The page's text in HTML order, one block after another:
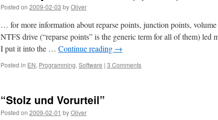
Posted on 2009-02-03 byOliver
… for more information about reparse points, junction points,
NTFS drive (“reparse points” is the generic term for all of them) led
I put it into the … Continue reading →
Posted in EN, Programming, Software | 3 Comments
“Stolz und Vorurteil”
Posted on 2009-02-01 byOliver